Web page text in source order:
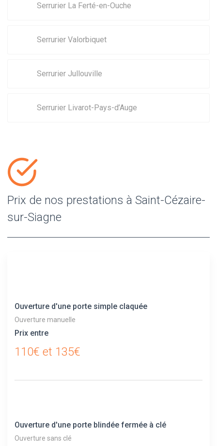
Serrurier La Ferté-en-Ouche
Serrurier Valorbiquet
Serrurier Jullouville
Serrurier Livarot-Pays-d’Auge
Prix de nos prestations à Saint-Cézaire-
sur-Siagne
Ouverture d'une porte simple claquée
Ouverture manuelle
Prix entre
110€ et 135€
Ouverture d'une porte blindée fermée à clé
Ouverture sans clé